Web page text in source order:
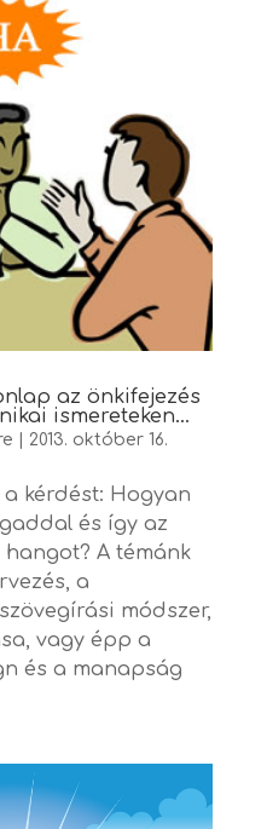
az önkifejezés
ismereteken…
2013. október 16.
kérdést: Hogyan
és így az
A témánk
a
módszer,
vagy épp a
és a manapság